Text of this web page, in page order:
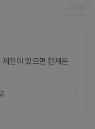
안이 있으면 언제든